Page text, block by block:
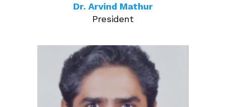
Dr. Arvind Mathur
President